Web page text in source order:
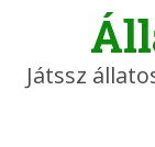
Játssz